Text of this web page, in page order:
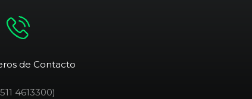
de Contacto
4613300)